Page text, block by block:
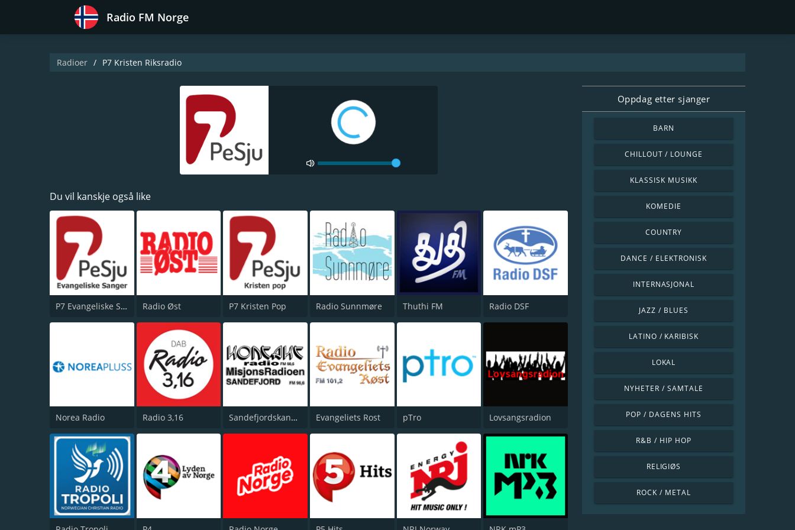
Radio FM Norge
Radioer P7 Kristen Riksradio
Du vil kanskje også like
P7 Evangeliske Sanger Radio Øst P7 Kristen Pop Radio Sunnmøre Thuthi FM Radio DSF
Norea Radio Radio 3,16 Sandefjordskanalen Evangeliets Rost pTro Lovsangsradion
Oppdag etter sjanger
BARN
CHILLOUT / LOUNGE
KLASSISK MUSIKK
KOMEDIE
COUNTRY
DANCE / ELEKTRONISK
INTERNASJONAL
JAZZ / BLUES
LATINO / KARIBISK
LOKAL
NYHETER / SAMTALE
POP / DAGENS HITS
R&B / HIP HOP
RELIGIØS
ROCK / METAL